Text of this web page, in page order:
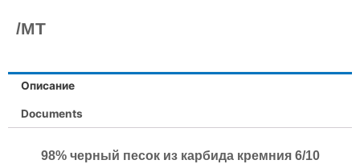
/MT
Описание
Documents
98% черный песок из карбида кремния 6/10